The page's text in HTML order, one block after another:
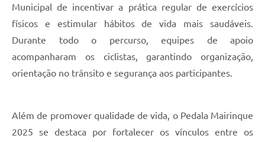
Municipal de incentivar a prática regular de exercícios
físicos e estimular hábitos de vida mais saudáveis.
Durante todo o percurso, equipes de apoio
acompanharam os ciclistas, garantindo organização,
orientação no trânsito e segurança aos participantes.
Além de promover qualidade de vida, o Pedala Mairinque
2025 se destaca por fortalecer os vínculos entre os